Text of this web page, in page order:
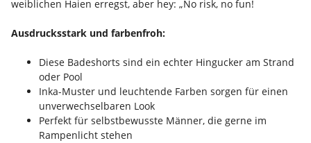
weiblichen Haien erregst, aber hey: „No risk, no fun!
Ausdrucksstark und farbenfroh:
Diese Badeshorts sind ein echter Hingucker am Strand
oder Pool
Inka-Muster und leuchtende Farben sorgen für einen
unverwechselbaren Look
Perfekt für selbstbewusste Männer, die gerne im
Rampenlicht stehen